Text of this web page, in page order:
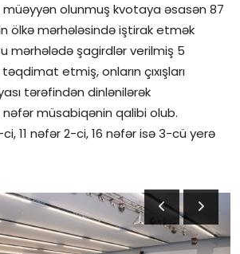
olunmuş kvotaya əsasən 87
ölkə mərhələsində iştirak etmək
mərhələdə şagirdlər verilmiş 5
etmiş, onların çıxışları
tərəfindən dinlənilərək
müsabiqənin qalibi olub.
11 nəfər 2-ci, 16 nəfər isə 3-cü yerə